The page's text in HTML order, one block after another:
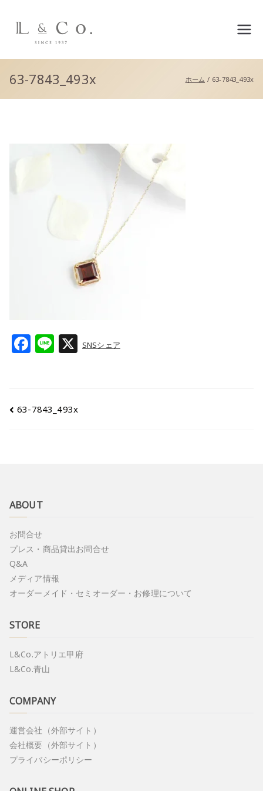
L&co.（エルアンドコー）公
63-7843_493x ホーム 63-7843_493x
F
e
b
Li X
SNSシェア
63-7843_493x
ABOUT
お問合せ
プレス・商品貸出お問合せ
Q&A
メディア情報
オーダーメイド・セミオーダー・お修理について
STORE
L&Co.アトリエ甲府
L&Co.青山
COMPANY
運営会社（外部サイト）
会社概要（外部サイト）
プライバシーポリシー